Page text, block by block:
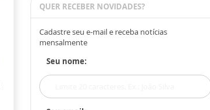
QUER RECEBER NOVIDADES?
Cadastre seu e-mail e receba notícias
mensalmente
Seu nome: